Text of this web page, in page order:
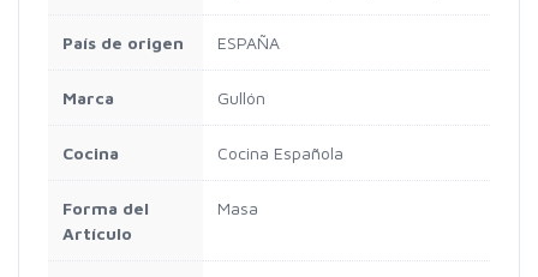
País de origen ‎ESPAÑA
Marca ‎Gullón
Cocina ‎Cocina Española
Forma del
Artículo
‎Masa